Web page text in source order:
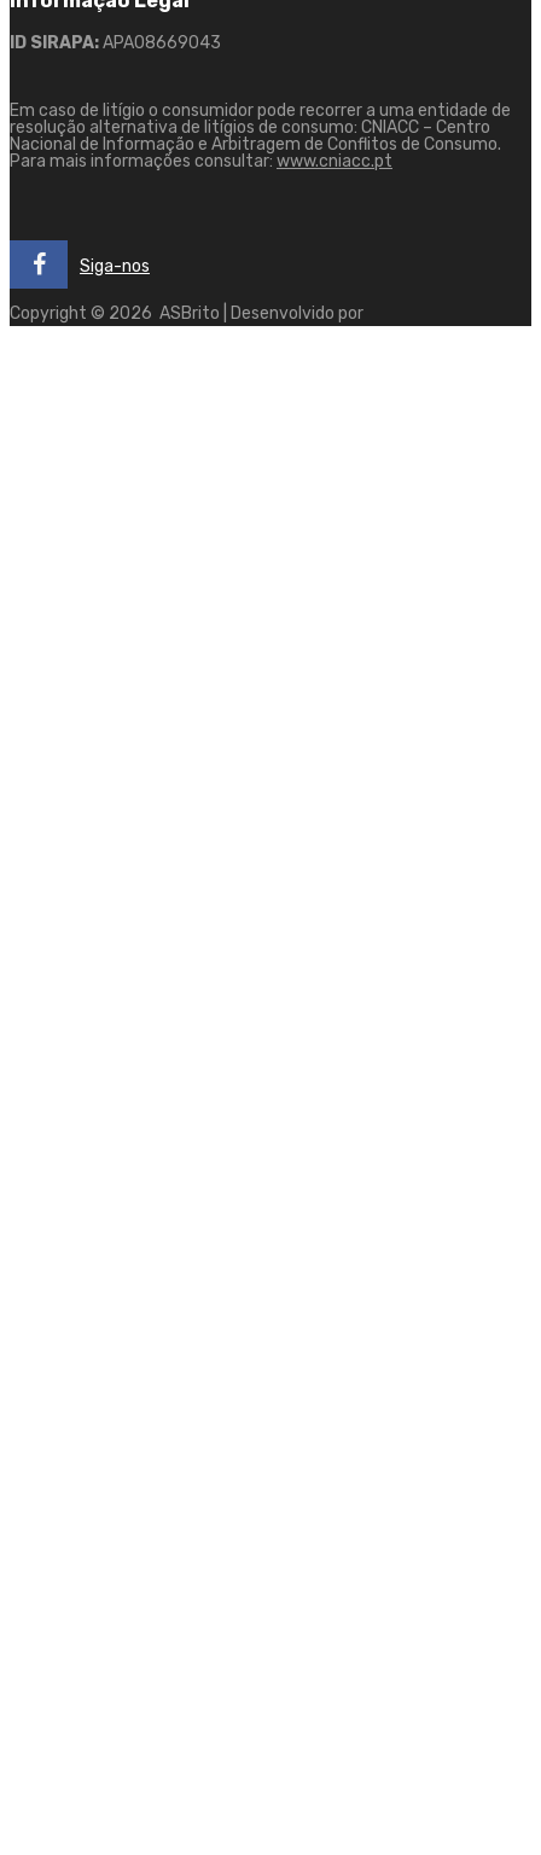
ID SIRAPA:APA08669043
Em caso de litígio o consumidor pode recorrer a uma entidade de
resolução alternativa de litígios de consumo: CNIACC – Centro
Nacional de Informação e Arbitragem de Conflitos de Consumo.
Para mais informações consultar: www.cniacc.pt
Siga-nos
Copyright © 2026 ASBrito | Desenvolvido por